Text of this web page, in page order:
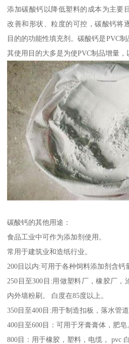
添加碳酸钙以降低塑料的成本为主要
改善和形状、粒度的可控，碳酸钙将
目的的功能性填充剂。碳酸钙是PVC
其使用目的大多是为使PVC制品增量，
碳酸钙的其他用途：
食品工业中可作为添加剂使用。
常用于建筑业和造纸行业。
200目以内:可用于各种饲料添加剂含钙
250目至300目:用做塑料厂，橡胶厂，
内外墙粉刷。 白度在85度以上。
350目至400目:用于制造扣板，落水管
400目至600目：可用于牙膏膏体，肥
800目：用于橡胶，塑料，电缆， pvc